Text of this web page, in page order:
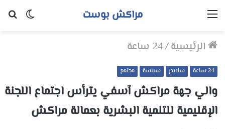
الوضع
مراكش بوست القائمة
الرئيسية/24 ساعة
24 ساعة سلايدر سياسة مجتمع
والي جهة مراكش آسفي يترأس اجتماع اللجنة
الإقليمية للتنمية البشرية بعمالة مراكش